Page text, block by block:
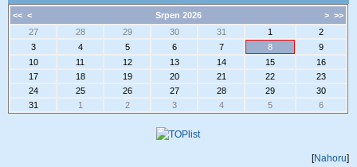
<< < > >>
Srpen 2026
27
28 29 30 31 1
2
3
4 5 6 7 8
9
10
11 12 13 14 15
16
17
18 19 20 21 22
23
24
25 26 27 28 29
30
31
1 2 3 4 5 6
[Nahoru]